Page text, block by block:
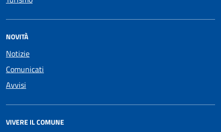
NOVITÀ
Notizie
Comunicati
Avvisi
VIVERE IL COMUNE